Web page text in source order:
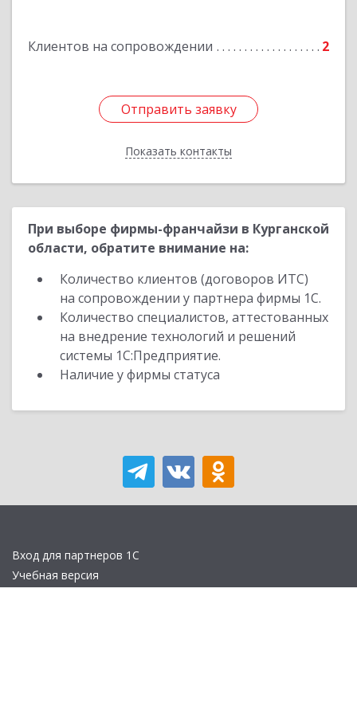
Клиентов на сопровождении 2
Отправить заявку
Показать контакты
Отправить заявку
Назад
При выборе фирмы-франчайзи в Курганской
области, обратите внимание на:
Количество клиентов (договоров ИТС)
на сопровождении у партнера фирмы 1С.
Количество специалистов, аттестованных
на внедрение технологий и решений
системы 1С:Предприятие.
Наличие у фирмы статуса
Вход для партнеров 1С
Учебная версия